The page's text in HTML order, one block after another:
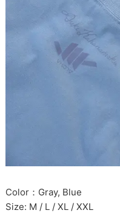
Color：Gray, Blue
Size: M / L / XL / XXL